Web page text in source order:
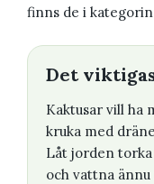
finns de i kategorin
Det
Kaktusar vill ha
kruka med
Låt jorden
och vattna